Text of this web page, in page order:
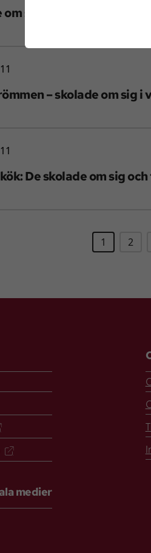
sig, snabbt och nära
– skolade om sig i
De skolade om sig
1 2
medier